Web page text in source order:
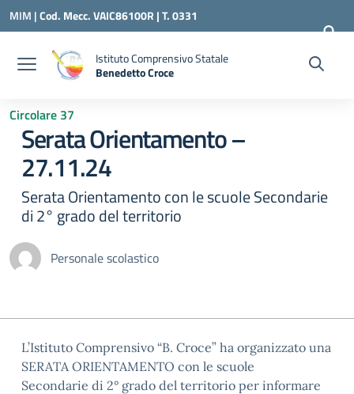
Vai ai contenuti
Vai al menu di navigazione
Vai al footer
MIM |Cod. Mecc. VAIC86100R | T. 0331
240260 | VAIC86100R@ISTRUZIONE.IT
Istituto Comprensivo Statale
Benedetto Croce
Circolare 37
Serata Orientamento –
27.11.24
Serata Orientamento con le scuole Secondarie
di 2° grado del territorio
Personale scolastico
L’Istituto Comprensivo “B. Croce” ha organizzato una
SERATA ORIENTAMENTO con le scuole
Secondarie di 2° grado del territorio per informare